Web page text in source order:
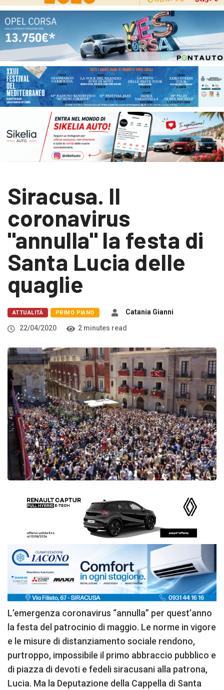
Siracusa. Il
coronavirus
"annulla" la festa di
Santa Lucia delle
quaglie
ATTUALITÀ PRIMO PIANO
Catania Gianni
22/04/2020
2 minutes read
L’emergenza coronavirus “annulla” per quest’anno
la festa del patrocinio di maggio. Le norme in vigore
e le misure di distanziamento sociale rendono,
purtroppo, impossibile il primo abbraccio pubblico e
di piazza di devoti e fedeli siracusani alla patrona,
Lucia. Ma la Deputazione della Cappella di Santa